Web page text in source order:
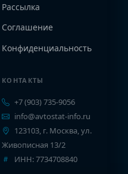
Рассылка
Соглашение
Конфиденциальность
КОНТАКТЫ
+7 (903) 735-9056
info@avtostat-info.ru
123103, г. Москва, ул.
Живописная 13/2
ИНН: 7734708840